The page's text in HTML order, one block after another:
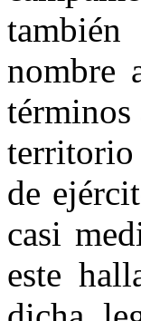
nombre
términos
territorio
de
casi
este